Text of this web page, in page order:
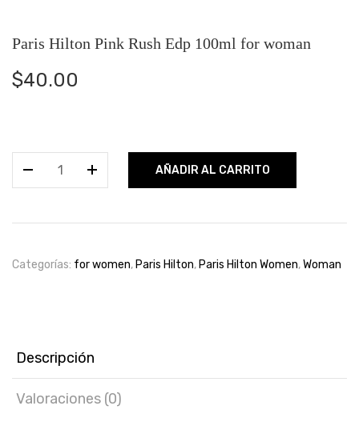
Paris Hilton Pink Rush Edp 100ml for woman
$40.00
for
AÑADIR AL CARRITO
Categorías: for women, Paris Hilton, Paris Hilton Women,Woman
Descripción
Valoraciones (0)